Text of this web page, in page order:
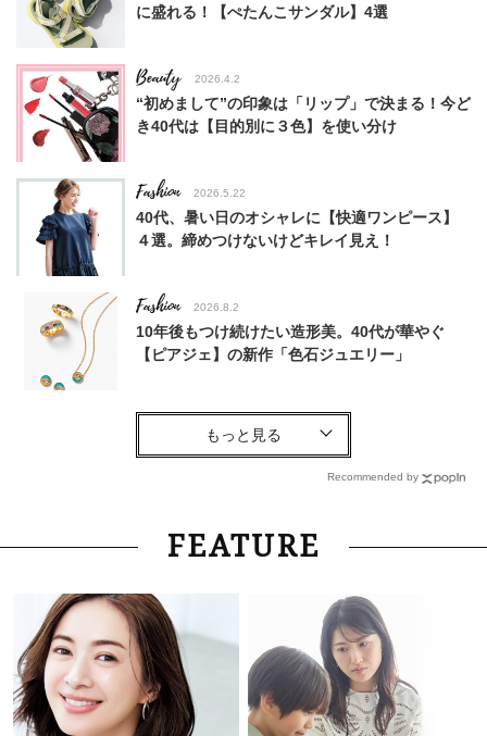
に盛れる！【ぺたんこサンダル】4選
Beauty 2026.4.2
“初めまして”の印象は「リップ」で決まる！今ど
き40代は【目的別に３色】を使い分け
Fashion 2026.5.22
40代、暑い日のオシャレに【快適ワンピース】
４選。締めつけないけどキレイ見え！
Fashion 2026.8.2
10年後もつけ続けたい造形美。40代が華やぐ
【ピアジェ】の新作「色石ジュエリー」
Fashion
流行りの「キャラトップス」を、40代がオシャ
レに着るには？＜読者スナップ3選＞
Fashion 2026.8.5
【40代の夏旅コーデ】リラクシーなワンピにバ
Lifestyle
及川光博さん（56）今やりたいことは親孝行
「時間がなくても、遠慮されても後悔しないため
に」
Recommended by
FEATURE